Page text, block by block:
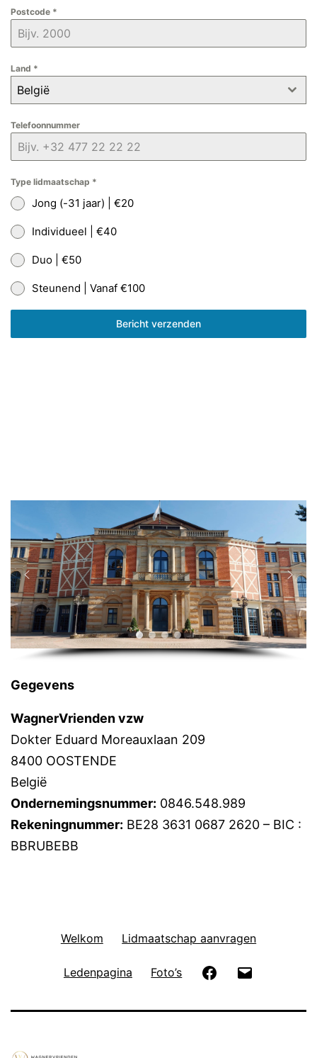
Postcode *
Land *
België
Telefoonnummer
Type lidmaatschap *
Jong (-31 jaar) | €20
Individueel | €40
Duo | €50
Steunend | Vanaf €100
Bericht verzenden
Gegevens
WagnerVrienden vzw
Dokter Eduard Moreauxlaan 209
8400 OOSTENDE
België
Ondernemingsnummer: 0846.548.989
Rekeningnummer: BE28 3631 0687 2620 – BIC :
BBRUBEBB
Welkom Lidmaatschap aanvragen
Ledenpagina Foto’s Facebook